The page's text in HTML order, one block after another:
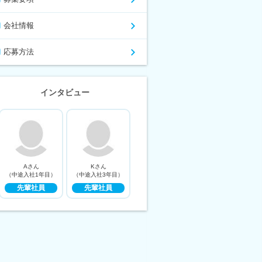
会社情報
応募方法
インタビュー
Aさん
（中途入社1年目）
先輩社員
Kさん
（中途入社3年目）
先輩社員